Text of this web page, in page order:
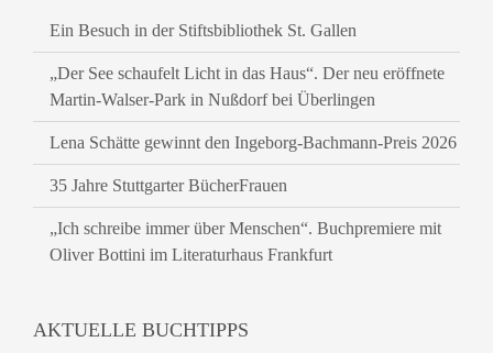
Ein Besuch in der Stiftsbibliothek St. Gallen
„Der See schaufelt Licht in das Haus“. Der neu eröffnete
Martin-Walser-Park in Nußdorf bei Überlingen
Lena Schätte gewinnt den Ingeborg-Bachmann-Preis 2026
35 Jahre Stuttgarter BücherFrauen
„Ich schreibe immer über Menschen“. Buchpremiere mit
Oliver Bottini im Literaturhaus Frankfurt
AKTUELLE BUCHTIPPS